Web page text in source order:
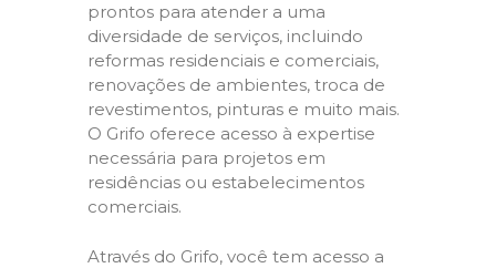
prontos para atender a uma
diversidade de serviços, incluindo
reformas residenciais e comerciais,
renovações de ambientes, troca de
revestimentos, pinturas e muito mais.
O Grifo oferece acesso à expertise
necessária para projetos em
residências ou estabelecimentos
comerciais.
Através do Grifo, você tem acesso a